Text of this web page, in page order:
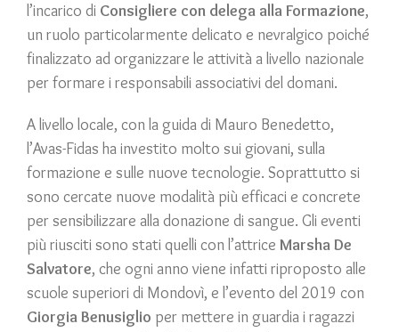
l’incarico di Consigliere con delega alla Formazione,
un ruolo particolarmente delicato e nevralgico poiché
finalizzato ad organizzare le attività a livello nazionale
per formare i responsabili associativi del domani.
A livello locale, con la guida di Mauro Benedetto,
l’Avas-Fidas ha investito molto sui giovani, sulla
formazione e sulle nuove tecnologie. Soprattutto si
sono cercate nuove modalità più efficaci e concrete
per sensibilizzare alla donazione di sangue. Gli eventi
più riusciti sono stati quelli con l’attrice Marsha De
Salvatore, che ogni anno viene infatti riproposto alle
scuole superiori di Mondovì, e l’evento del 2019 con
Giorgia Benusiglio per mettere in guardia i ragazzi